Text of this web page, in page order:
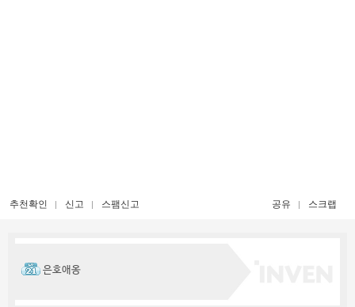
추천확인 신고 스팸신고 공유 스크랩
은호애옹